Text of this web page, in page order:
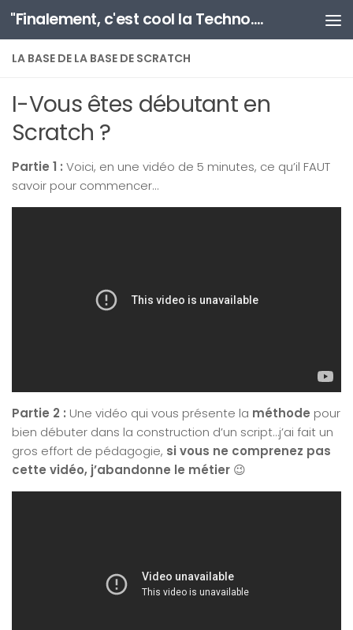
Au dessous du contenu "Finalement, c'est cool la Techno..." (*)
LA BASE DE LA BASE DE SCRATCH
I-Vous êtes débutant en
Scratch ?
Partie 1 : Voici, en une vidéo de 5 minutes, ce qu’il FAUT
savoir pour commencer…
Partie 2 : Une vidéo qui vous présente la méthode pour
bien débuter dans la construction d’un script…j’ai fait un
gros effort de pédagogie, si vous ne comprenez pas
cette vidéo, j’abandonne le métier 😉